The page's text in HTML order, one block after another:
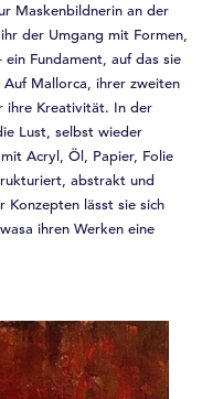
Maskenbildnerin an der
der Umgang mit Formen,
Fundament, auf das sie
Mallorca, ihrer zweiten
ihre Kreativität. In der
Lust, selbst wieder
Acryl, Öl, Papier, Folie
abstrakt und
Konzepten lässt sie sich
ihren Werken eine